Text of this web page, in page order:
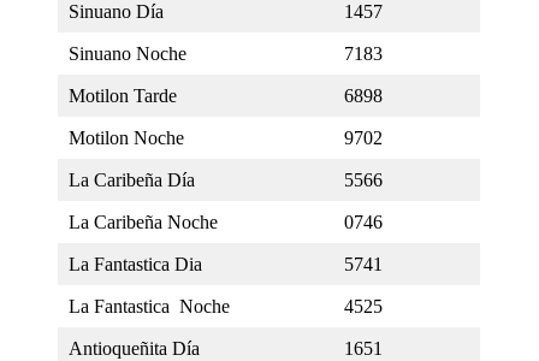
Sinuano Día 1457
Sinuano Noche 7183
Motilon Tarde 6898
Motilon Noche 9702
La Caribeña Día 5566
La Caribeña Noche 0746
La Fantastica Dia 5741
La Fantastica Noche 4525
Antioqueñita Día 1651